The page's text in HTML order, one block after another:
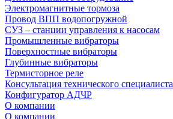
Электромагнитные тормоза
Провод ВПП водопогружной
СУЗ – станции управления к насосам
Промышленные вибраторы
Поверхностные вибраторы
Глубинные вибраторы
Термисторное реле
Консультация технического специалиста
Конфигуратор АДЧР
О компании
О компании